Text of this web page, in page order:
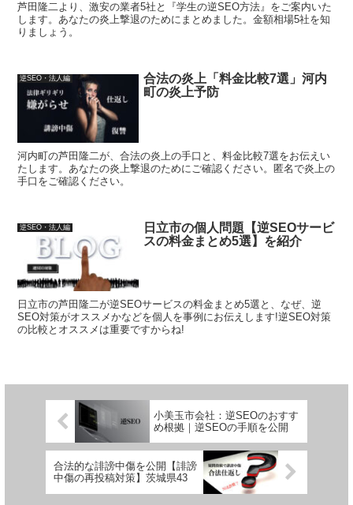
芦田隆二より、激安の業者5社と『学生の逆SEO方法』をご案内いた
します。あなたの炎上撃退のためにまとめました。金額相場5社を知
りましょう。
逆SEO・法人編
合法の炎上「料金比較7選」河内
町の炎上予防
河内町の芦田隆二が、合法の炎上の手口と、料金比較7選をお伝えい
たします。あなたの炎上撃退のためにご確認ください。匿名で炎上の
手口をご確認ください。
逆SEO・法人編
日立市の個人問題【逆SEOサービ
スの料金まとめ5選】を紹介
日立市の芦田隆二が逆SEOサービスの料金まとめ5選と、なぜ、逆
SEO対策がオススメかなどを個人を事例にお伝えします!逆SEO対策
の比較とオススメは重要ですからね!
小美玉市会社：逆SEOのおすす
め根拠｜逆SEOの手順を公開
合法的な誹謗中傷を公開【誹謗
中傷の再投稿対策】茨城県43